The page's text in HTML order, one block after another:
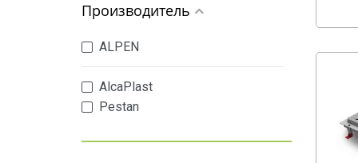
Производитель
ALPEN
AlcaPlast
Pestan